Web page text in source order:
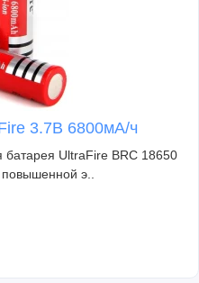
3.7В 6800мА/ч
батарея UltraFire BRC 18650
э..